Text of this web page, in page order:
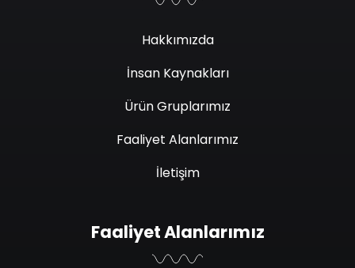
Hakkımızda
İnsan Kaynakları
Ürün Gruplarımız
Faaliyet Alanlarımız
İletişim
Faaliyet Alanlarımız